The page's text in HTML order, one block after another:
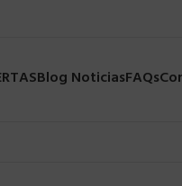
Blog NoticiasFAQs